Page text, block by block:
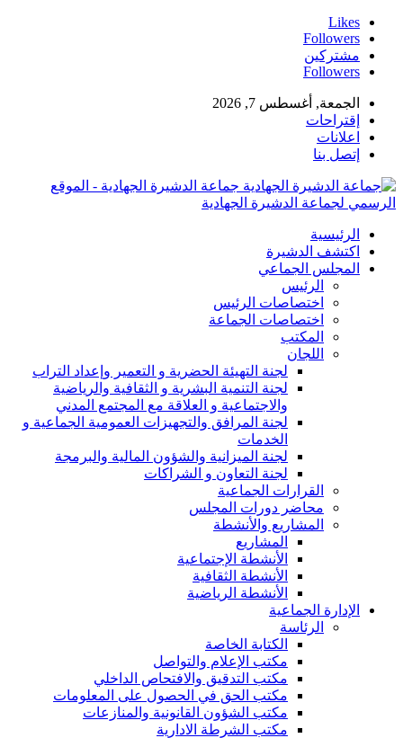
Likes
Followers
مشتركين
Followers
الجمعة, أغسطس 7, 2026
إقتراحات
اعلانات
إتصل بنا
جماعة الدشيرة الجهادية - الموقع
الرسمي لجماعة الدشيرة الجهادية
الرئيسية
اكتشف الدشيرة
المجلس الجماعي
الرئيس
اختصاصات الرئيس
اختصاصات الجماعة
المكتب
اللجان
لجنة التهيئة الحضرية و التعمير وإعداد التراب
لجنة التنمية البشرية و الثقافية والرياضية
والاجتماعية و العلاقة مع المجتمع المدني
لجنة المرافق والتجهيزات العمومية الجماعية و
الخدمات
لجنة الميزانية والشؤون المالية والبرمجة
لجنة التعاون و الشراكات
القرارات الجماعية
محاضر دورات المجلس
المشاريع والأنشطة
المشاريع
الأنشطة الإجتماعية
الأنشطة الثقافية
الأنشطة الرياضية
الإدارة الجماعية
الرئاسة
الكتابة الخاصة
مكتب الإعلام والتواصل
مكتب التدقيق والافتحاص الداخلي
مكتب الحق في الحصول على المعلومات
مكتب الشؤون القانونية والمنازعات
مكتب الشرطة الادارية